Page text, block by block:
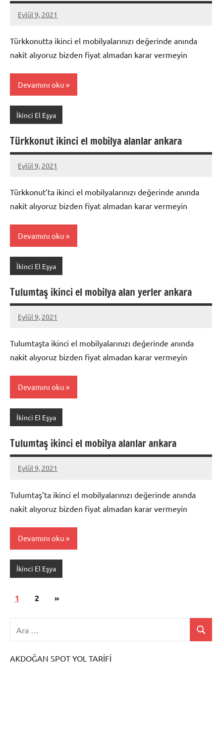
Eylül 9, 2021
Mustafa
Türkkonutta ikinci el mobilyalarınızı değerinde anında
nakit alıyoruz bizden fiyat almadan karar vermeyin
Devamını oku
İkinci El Eşya
Türkkonut ikinci el mobilya alanlar ankara
Eylül 9, 2021
Mustafa
Türkkonut’ta ikinci el mobilyalarınızı değerinde anında
nakit alıyoruz bizden fiyat almadan karar vermeyin
Devamını oku
İkinci El Eşya
Tulumtaş ikinci el mobilya alan yerler ankara
Eylül 9, 2021
Mustafa
Tulumtaşta ikinci el mobilyalarınızı değerinde anında
nakit alıyoruz bizden fiyat almadan karar vermeyin
Devamını oku
İkinci El Eşya
Tulumtaş ikinci el mobilya alanlar ankara
Eylül 9, 2021
Mustafa
Tulumtaş’ta ikinci el mobilyalarınızı değerinde anında
nakit alıyoruz bizden fiyat almadan karar vermeyin
Devamını oku
İkinci El Eşya
Yazı
1 2
Sonraki
»
AKDOĞAN SPOT YOL TARİFİ